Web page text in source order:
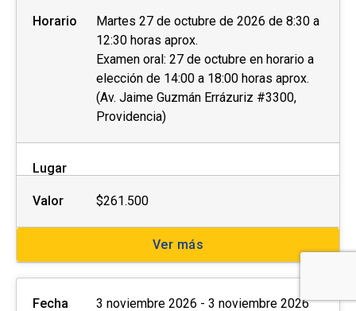
Horario
Martes 27 de octubre de 2026 de 8:30 a
12:30 horas aprox.
Examen oral: 27 de octubre en horario a
elección de 14:00 a 18:00 horas aprox.
(Av. Jaime Guzmán Errázuriz #3300,
Providencia)
Lugar
Valor $261.500
Ver más
Fecha 3 noviembre 2026 - 3 noviembre 2026